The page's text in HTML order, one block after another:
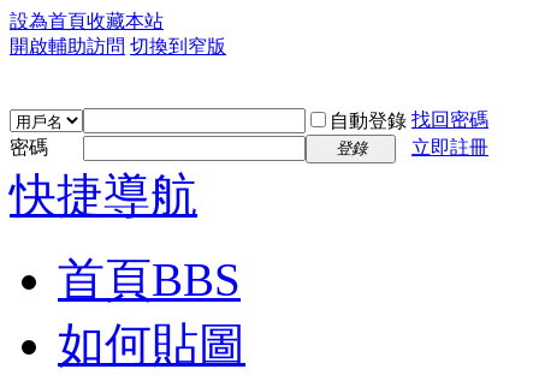
設為首頁收藏本站
開啟輔助訪問 切換到窄版
自動登錄 找回密碼
密碼
登錄 立即註冊
快捷導航
首頁BBS
如何貼圖